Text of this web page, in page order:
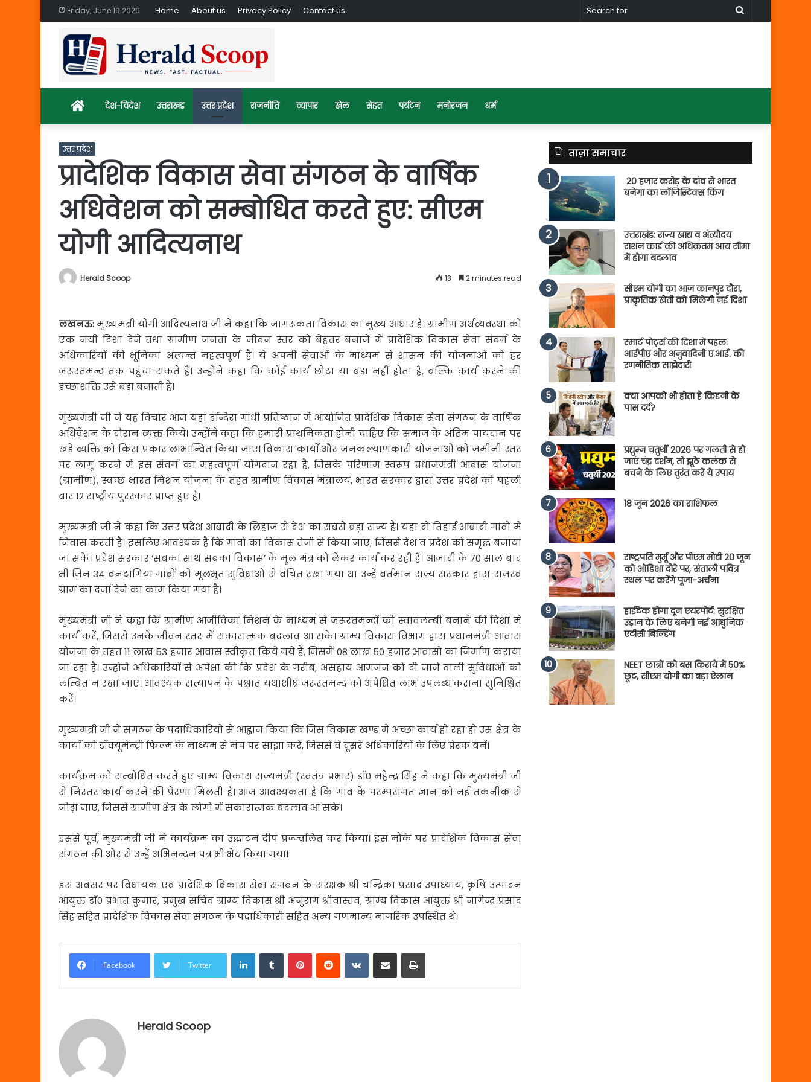
Friday, June 19 2026 Home About us Privacy Policy Contact us
Search
Homeदेश-विदेश उत्तराखंड उत्तर प्रदेश राजनीति व्यापार खेल सेहत पर्यटन मनोरंजन धर्म
उत्तर प्रदेश
प्रादेशिक विकास सेवा संगठन के वार्षिक
अधिवेशन को सम्बोधित करते हुए: सीएम
योगी आदित्यनाथ
Herald Scoop 13 2 minutes read
लखनऊ:मुख्यमंत्री योगी आदित्यनाथ जी ने कहा कि जागरूकताविकास का मुख्य आधार है। ग्रामीण अर्थव्यवस्था को
एक नयी दिशा देने तथा ग्रामीण जनता के जीवन स्तर को बेहतर बनाने में प्रादेशिक विकास सेवा संवर्ग के
अधिकारियों की भूमिका अत्यन्त महत्वपूर्ण है। ये अपनी सेवाओं के माध्यम से शासन की योजनाओं को हर
जरूरतमन्द तक पहुंचा सकते हैं। उन्होंने कहा कि कोई कार्य छोटा या बड़ा नहीं होता है, बल्कि कार्य करने की
इच्छाशक्ति उसे बड़ा बनाती है।
मुख्यमंत्री जी ने यह विचार आज यहां इन्दिरा गांधी प्रतिष्ठान में आयोजित प्रादेशिक विकास सेवा संगठन के वार्षिक
अधिवेशन के दौरान व्यक्त किये। उन्होंने कहा कि हमारी प्राथमिकता होनी चाहिए कि समाज के अंतिम पायदान पर
खड़े व्यक्ति को किस प्रकार लाभान्वित किया जाए। विकास कार्याें और जनकल्याणकारी योजनाओं को जमीनी स्तर
पर लागू करने में इस संवर्ग का महत्वपूर्ण योगदान रहा है, जिसके परिणाम स्वरूप प्रधानमंत्री आवास योजना
(ग्रामीण), स्वच्छ भारत मिशन योजना के तहत ग्रामीण विकास मंत्रालय, भारत सरकार द्वारा उत्तर प्रदेश को पहली
बार 12 राष्ट्रीय पुरस्कार प्राप्त हुए हैं।
मुख्यमंत्री जी ने कहा कि उत्तर प्रदेश आबादी के लिहाज से देश का सबसे बड़ा राज्य है। यहां दो तिहाई आबादी गांवों में
निवास करती है। इसलिए आवश्यक है कि गांवों का विकास तेजी से किया जाए, जिससे देश व प्रदेश को समृद्ध बनाया
जा सके। प्रदेश सरकार ‘सबका साथ सबका विकास’ के मूल मंत्र को लेकर कार्य कर रही है। आजादी के 70 साल बाद
भी जिन 34 वनटांगिया गांवों को मूलभूत सुविधाओं से वंचित रखा गया था उन्हें वर्तमान राज्य सरकार द्वारा राजस्व
ग्राम का दर्जा देने का काम किया गया है।
मुख्यमंत्री जी ने कहा कि ग्रामीण आजीविका मिशन के माध्यम से जरूरतमन्दों को स्वावलम्बी बनाने की दिशा में
कार्य करें, जिससे उनके जीवन स्तर में सकारात्मक बदलाव आ सके। ग्राम्य विकास विभाग द्वारा प्रधानमंत्री आवास
योजना के तहत 11 लाख 53 हजार आवास स्वीकृत किये गये हैं, जिसमें 08 लाख 50 हजार आवासों का निर्माण कराया
जा रहा है। उन्होंने अधिकारियों से अपेक्षा की कि प्रदेश के गरीब, असहाय आमजन को दी जाने वाली सुविधाओं को
लम्बित न रखा जाए। आवश्यक सत्यापन के पश्चात यथाशीघ्र जरूरतमन्द को अपेक्षित लाभ उपलब्ध कराना सुनिश्चित
करें।
मुख्यमंत्री जी ने संगठन के पदाधिकारियों से आह्वान किया कि जिस विकास खण्ड में अच्छा कार्य हो रहा हो उस क्षेत्र के
कार्याें को डाॅक्यूमेन्ट्री फिल्म के माध्यम से मंच पर साझा करें, जिससे वे दूसरे अधिकारियों के लिए प्रेरक बनें।
कार्यक्रम को सम्बोधित करते हुए ग्राम्य विकास राज्यमंत्री (स्वतंत्र प्रभार) डाॅ0 महेन्द्र सिंह ने कहा कि मुख्यमंत्री जी
से निरंतर कार्य करने की प्रेरणा मिलती है। आज आवश्यकता है कि गांव के परम्परागत ज्ञान को नई तकनीक से
जोड़ा जाए, जिससे ग्रामीण क्षेत्र के लोगों में सकारात्मक बदलाव आ सके।
इससे पूर्व, मुख्यमंत्री जी ने कार्यक्रम का उद्घाटन दीप प्रज्ज्वलित कर किया। इस मौके पर प्रादेशिक विकास सेवा
संगठन की ओर से उन्हें अभिनन्दन पत्र भी भेंट किया गया।
इस अवसर पर विधायक एवं प्रादेशिक विकास सेवा संगठन के संरक्षक श्री चन्द्रिका प्रसाद उपाध्याय, कृषि उत्पादन
आयुक्त डाॅ0 प्रभात कुमार, प्रमुख सचिव ग्राम्य विकास श्री अनुराग श्रीवास्तव, ग्राम्य विकास आयुक्त श्री नागेन्द्र प्रसाद
सिंह सहित प्रादेशिक विकास सेवा संगठन के पदाधिकारी सहित अन्य गणमान्य नागरिक उपस्थित थे।
Facebook Twitter
LinkedInTumblrPinterestReddit VKontakte
Share via Email Print
Herald Scoop
ताज़ा समाचार
20 हजार करोड़ के दांव से भारत
बनेगा का लॉजिस्टिक्स किंग
उत्तराखंड: राज्य खाद्य व अंत्योदय
राशन कार्ड की अधिकतम आय सीमा
में होगा बदलाव
सीएम योगी का आज कानपुर दौरा,
प्राकृतिक खेती को मिलेगी नई दिशा
स्मार्ट पोर्ट्स की दिशा में पहल:
आईपीए और अनुवादिनी ए.आई. की
रणनीतिक साझेदारी
क्या आपको भी होता है किडनी के
पास दर्द?
प्रद्युम्न चतुर्थी 2026 पर गलती से हो
जाएं चंद्र दर्शन, तो झूठे कलंक से
बचने के लिए तुरंत करें ये उपाय
18 जून 2026 का राशिफल
राष्ट्रपति मुर्मू और पीएम मोदी 20 जून
को ओडिशा दौरे पर, संताली पवित्र
स्थल पर करेंगे पूजा-अर्चना
हाईटेक होगा दून एयरपोर्ट: सुरक्षित
उड़ान के लिए बनेगी नई आधुनिक
एटीसी बिल्डिंग
NEET छात्रों को बस किराये में 50%
छूट, सीएम योगी का बड़ा ऐलान